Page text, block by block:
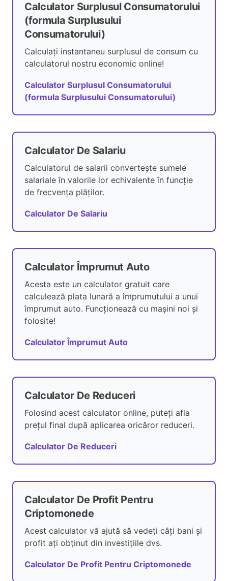
Calculator Surplusul Consumatorului
(formula Surplusului
Consumatorului)
Calculați instantaneu surplusul de consum cu
calculatorul nostru economic online!
Calculator Surplusul Consumatorului
(formula Surplusului Consumatorului)
Calculator De Salariu
Calculatorul de salarii convertește sumele
salariale în valorile lor echivalente în funcție
de frecvența plăților.
Calculator De Salariu
Calculator Împrumut Auto
Acesta este un calculator gratuit care
calculează plata lunară a împrumutului a unui
împrumut auto. Funcționează cu mașini noi și
folosite!
Calculator Împrumut Auto
Calculator De Reduceri
Folosind acest calculator online, puteți afla
prețul final după aplicarea oricăror reduceri.
Calculator De Reduceri
Calculator De Profit Pentru
Criptomonede
Acest calculator vă ajută să vedeți câți bani și
profit ați obținut din investițiile dvs.
Calculator De Profit Pentru Criptomonede